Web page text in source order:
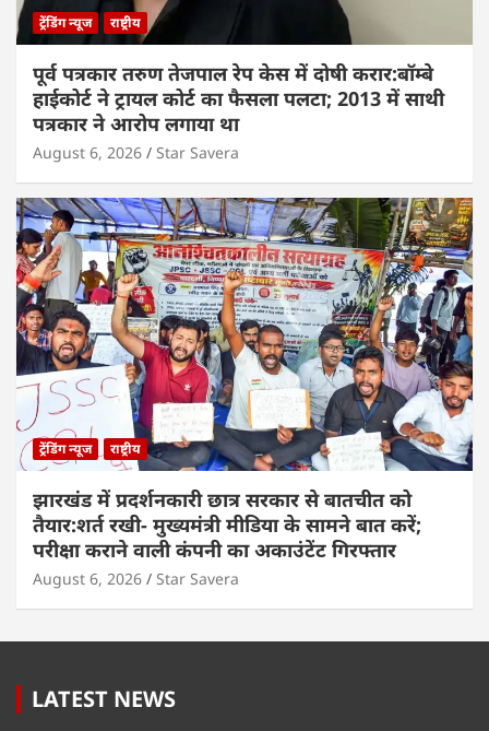
ट्रेंडिंग न्यूज राष्ट्रीय
पूर्व पत्रकार तरुण तेजपाल रेप केस में दोषी करार:बॉम्बे
हाईकोर्ट ने ट्रायल कोर्ट का फैसला पलटा; 2013 में साथी
पत्रकार ने आरोप लगाया था
August 6, 2026 Star Savera
ट्रेंडिंग न्यूज राष्ट्रीय
झारखंड में प्रदर्शनकारी छात्र सरकार से बातचीत को
तैयार:शर्त रखी- मुख्यमंत्री मीडिया के सामने बात करें;
परीक्षा कराने वाली कंपनी का अकाउंटेंट गिरफ्तार
August 6, 2026 Star Savera
LATEST NEWS